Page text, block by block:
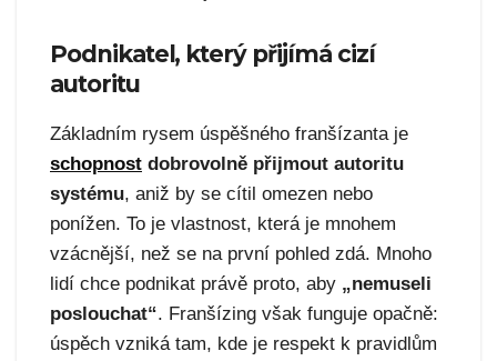
Podnikatel, který přijímá cizí
autoritu
Základním rysem úspěšného franšízanta je
schopnost dobrovolně přijmout autoritu
systému, aniž by se cítil omezen nebo
ponížen. To je vlastnost, která je mnohem
vzácnější, než se na první pohled zdá. Mnoho
lidí chce podnikat právě proto, aby „nemuseli
poslouchat“. Franšízing však funguje opačně:
úspěch vzniká tam, kde je respekt k pravidlům